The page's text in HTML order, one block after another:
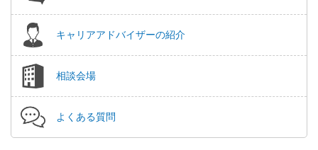
キャリアアドバイザーの紹介
相談会場
よくある質問